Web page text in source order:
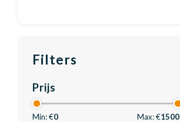
Filters
Prijs
Min: €0 Max: €1500